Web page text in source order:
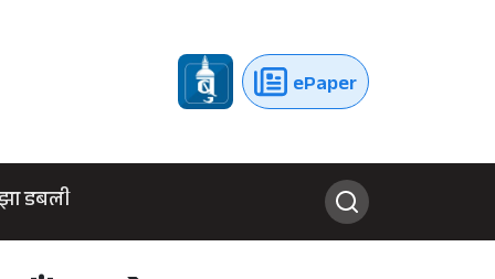
ePaper
डबली